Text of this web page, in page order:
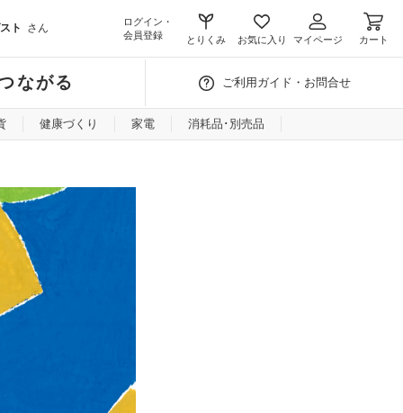
ト さん
ログイン・
会員登録
とりくみ お気に入り マイページ カート
ながる ご利用ガイド・お問合せ
健康づくり 家電 消耗品･別売品